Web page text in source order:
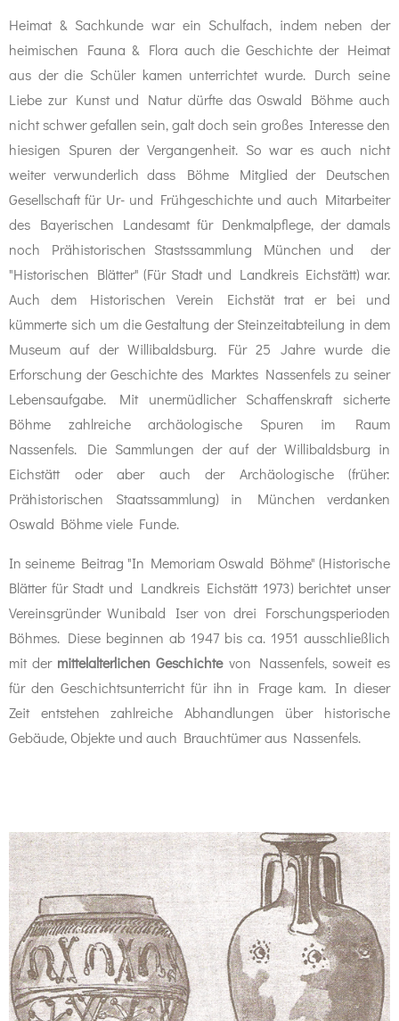
Heimat & Sachkunde war ein Schulfach, indem neben der
heimischen Fauna & Flora auch die Geschichte der Heimat
aus der die Schüler kamen unterrichtet wurde. Durch seine
Liebe zur Kunst und Natur dürfte das Oswald Böhme auch
nicht schwer gefallen sein, galt doch sein großes Interesse den
hiesigen Spuren der Vergangenheit. So war es auch nicht
weiter verwunderlich dass Böhme Mitglied der Deutschen
Gesellschaft für Ur- und Frühgeschichte und auch Mitarbeiter
des Bayerischen Landesamt für Denkmalpflege, der damals
noch Prähistorischen Stastssammlung München und der
"Historischen Blätter" (Für Stadt und Landkreis Eichstätt) war.
Auch dem Historischen Verein Eichstät trat er bei und
kümmerte sich um die Gestaltung der Steinzeitabteilung in dem
Museum auf der Willibaldsburg. Für 25 Jahre wurde die
Erforschung der Geschichte des Marktes Nassenfels zu seiner
Lebensaufgabe. Mit unermüdlicher Schaffenskraft sicherte
Böhme zahlreiche archäologische Spuren im Raum
Nassenfels. Die Sammlungen der auf der Willibaldsburg in
Eichstätt oder aber auch der Archäologische (früher:
Prähistorischen Staatssammlung) in München verdanken
Oswald Böhme viele Funde.
In seineme Beitrag "In Memoriam Oswald Böhme" (Historische
Blätter für Stadt und Landkreis Eichstätt 1973) berichtet unser
Vereinsgründer Wunibald Iser von drei Forschungsperioden
Böhmes. Diese beginnen ab 1947 bis ca. 1951 ausschließlich
mit der mittelalterlichen Geschichtevon Nassenfels, soweit es
für den Geschichtsunterricht für ihn in Frage kam. In dieser
Zeit entstehen zahlreiche Abhandlungen über historische
Gebäude, Objekte und auch Brauchtümer aus Nassenfels.